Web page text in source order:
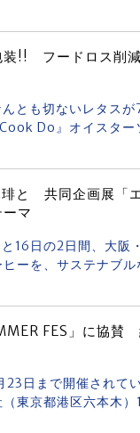
装!! フードロス削
とも切ないレタス
Do』オイスター
と 共同企画展「
マ
16日の2日間、大阪
ーを、サステナブ
FES」に協賛
日まで開催されて
東京都港区六本木